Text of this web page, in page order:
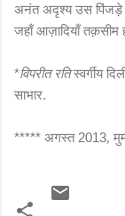
अनंत अदृश्य उस पिंजड़े
जहाँ आज़ादियाँ तक़सीम
*विपरीत रतिस्वर्गीय
साभार.
***** अगस्त 2013,